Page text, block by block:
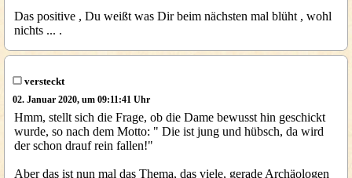
Das positive , Du weißt was Dir beim nächsten mal blüht , wohl
nichts ... .
versteckt
02. Januar 2020, um 09:11:41 Uhr
Hmm, stellt sich die Frage, ob die Dame bewusst hin geschickt
wurde, so nach dem Motto: " Die ist jung und hübsch, da wird
der schon drauf rein fallen!"
Aber das ist nun mal das Thema, das viele, gerade Archäologen